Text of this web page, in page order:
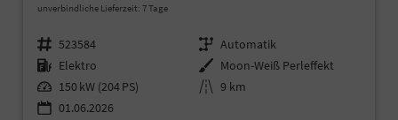
unverbindliche Lieferzeit: 7 Tage
Fahrzeugnr. 523584 Getriebe Automatik
Kraftstoff Elektro Außenfarbe Moon-Weiß Perleffekt
Leistung 150 kW (204 PS) Kilometerstand 9 km
01.06.2026